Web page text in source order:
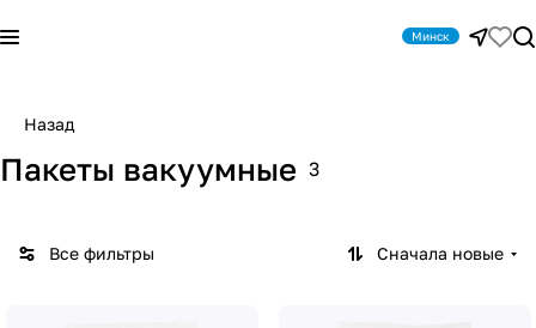
Минск
Назад
Пакеты вакуумные 3
Все фильтры Сначала новые